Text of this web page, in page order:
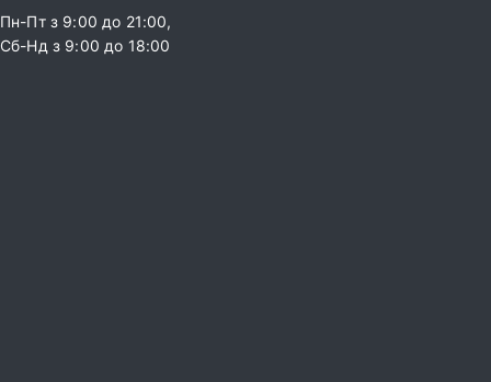
Пн-Пт з 9:00 до 21:00,
Сб-Нд з 9:00 до 18:00